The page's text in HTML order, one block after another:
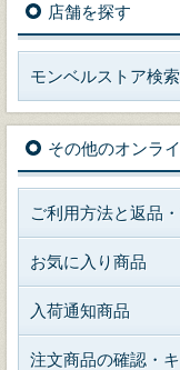
店舗を探す
モンベルストア検索
その他のオンラ
ご利用方法と返品
お気に入り商品
入荷通知商品
注文商品の確認・